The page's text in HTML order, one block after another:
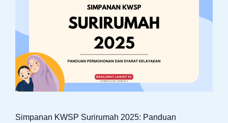
Simpanan KWSP Surirumah 2025: Panduan